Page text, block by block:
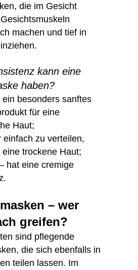
die im Gesicht
machen und tief in
kann eine
haben?
ein besonders sanftes
für eine
Haut;
einfach zu verteilen,
eine trockene Haut;
hat eine cremige
– wer
greifen?
sind pflegende
die sich ebenfalls in
teilen lassen. Im